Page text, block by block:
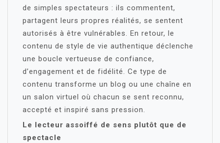
de simples spectateurs : ils commentent,
partagent leurs propres réalités, se sentent
autorisés à être vulnérables. En retour, le
contenu de style de vie authentique déclenche
une boucle vertueuse de confiance,
d’engagement et de fidélité. Ce type de
contenu transforme un blog ou une chaîne en
un salon virtuel où chacun se sent reconnu,
accepté et inspiré sans pression.
Le lecteur assoiffé de sens plutôt que de
spectacle